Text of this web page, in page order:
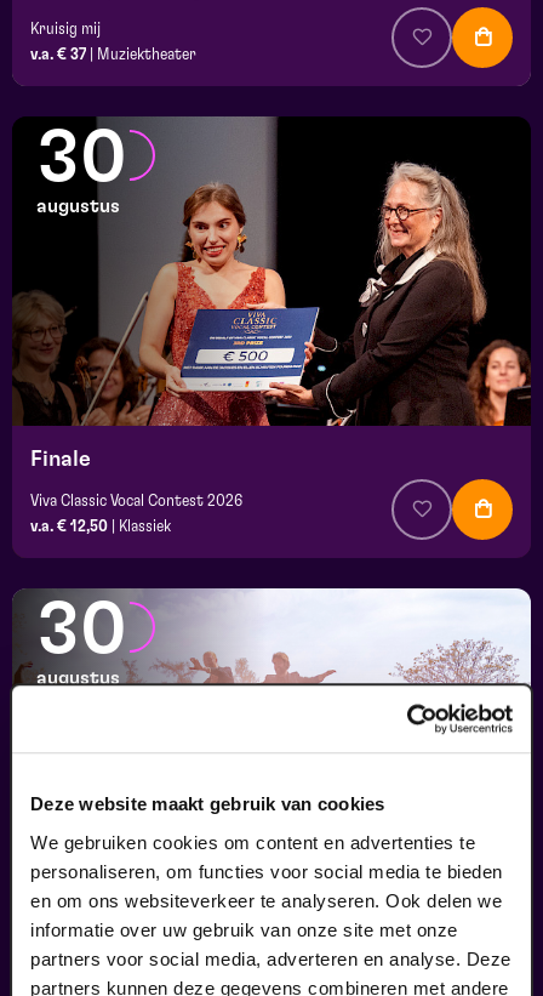
Deze website maakt gebruik van cookies
We gebruiken cookies om content en advertenties te
personaliseren, om functies voor social media te bieden
en om ons websiteverkeer te analyseren. Ook delen we
informatie over uw gebruik van onze site met onze
partners voor social media, adverteren en analyse. Deze
partners kunnen deze gegevens combineren met andere
Kruisig mij
v.a. € 37
Muziektheater
30
augustus
Finale
Viva Classic Vocal Contest 2026
v.a. € 12,50
Klassiek
30
augustus
Passiespelen Tegelen
Kruisig mij